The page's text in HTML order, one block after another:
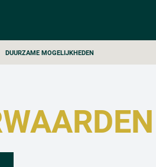
DUURZAME MOGELIJKHEDEN